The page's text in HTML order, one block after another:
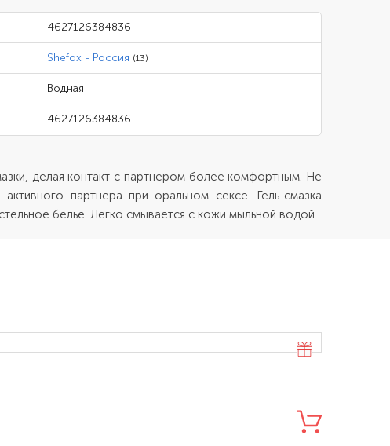
4627126384836
Shefox - Россия (13)
Водная
4627126384836
делая контакт с партнером более комфортным. Не
партнера при оральном сексе. Гель-смазка
белье. Легко смывается с кожи мыльной водой.